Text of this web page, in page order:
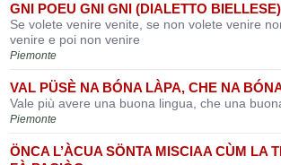
GNI POEU GNI GNI (DIALETTO BIELLESE)
Se volete venire venite, se non volete venire
venire e poi non venire
Piemonte
VAL PÜSÈ NA BÓNA LÀPA, CHE NA
Vale più avere una buona lingua, che una
Piemonte
ÖNCA L’ÀCUA SÖNTA MISCIAA CÙM LA